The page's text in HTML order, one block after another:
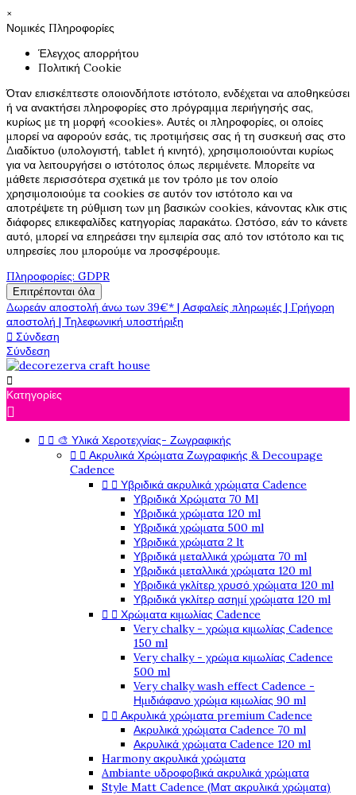
×
Νομικές Πληροφορίες
Έλεγχος απορρήτου
Πολιτική Cookie
Όταν επισκέπτεστε οποιονδήποτε ιστότοπο, ενδέχεται να αποθηκεύσει
ή να ανακτήσει πληροφορίες στο πρόγραμμα περιήγησής σας,
κυρίως με τη μορφή «cookies». Αυτές οι πληροφορίες, οι οποίες
μπορεί να αφορούν εσάς, τις προτιμήσεις σας ή τη συσκευή σας στο
Διαδίκτυο (υπολογιστή, tablet ή κινητό), χρησιμοποιούνται κυρίως
για να λειτουργήσει ο ιστότοπος όπως περιμένετε. Μπορείτε να
μάθετε περισσότερα σχετικά με τον τρόπο με τον οποίο
χρησιμοποιούμε τα cookies σε αυτόν τον ιστότοπο και να
αποτρέψετε τη ρύθμιση των μη βασικών cookies, κάνοντας κλικ στις
διάφορες επικεφαλίδες κατηγορίας παρακάτω. Ωστόσο, εάν το κάνετε
αυτό, μπορεί να επηρεάσει την εμπειρία σας από τον ιστότοπο και τις
υπηρεσίες που μπορούμε να προσφέρουμε.
Πληροφορίες: GDPR
Επιτρέπονται όλα
Δωρεάν αποστολή άνω των 39€* | Ασφαλείς πληρωμές | Γρήγορη
αποστολή | Τηλεφωνική υποστήριξη
 Σύνδεση
Σύνδεση

Κατηγορίες

  🎨 Υλικά Χεροτεχνίας- Ζωγραφικής
  Ακρυλικά Χρώματα Ζωγραφικής & Decoupage
Cadence
  Υβριδικά ακρυλικά χρώματα Cadence
Υβριδικά Χρώματα 70 Ml
Υβριδικά χρώματα 120 ml
Υβριδικά χρώματα 500 ml
Υβριδικά χρώματα 2 lt
Υβριδικά μεταλλικά χρώματα 70 ml
Υβριδικά μεταλλικά χρώματα 120 ml
Υβριδικά γκλίτερ χρυσό χρώματα 120 ml
Υβριδικά γκλίτερ ασημί χρώματα 120 ml
  Χρώματα κιμωλίας Cadence
Very chalky - χρώμα κιμωλίας Cadence
150 ml
Very chalky - χρώμα κιμωλίας Cadence
500 ml
Very chalky wash effect Cadence -
Ημιδιάφανο χρώμα κιμωλίας 90 ml
  Ακρυλικά χρώματα premium Cadence
Ακρυλικά χρώματα Cadence 70 ml
Ακρυλικά χρώματα Cadence 120 ml
Harmony ακρυλικά χρώματα
Ambiante υδροφοβικά ακρυλικά χρώματα
Style Matt Cadence (Ματ ακρυλικά χρώματα)